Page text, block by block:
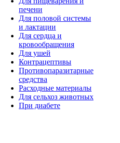
печени
Для половой системы
и лактации
Для сердца и
кровообращения
Для ушей
Контрацептивы
Противопаразитарные
средства
Расходные материалы
Для сельхоз животных
При диабете